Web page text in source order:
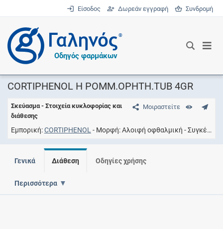
Είσοδος Δωρεάν εγγραφή Συνδρομή
®
Οδηγός φαρμάκων
CORTIPHENOL H POMM.OPHTH.TUB 4GR
Μοιραστείτε
Σκεύασμα - Στοιχεία κυκλοφορίας και
διάθεσης
Εμπορική CORTIPHENOL Μορφή Aλοιφή οφθαλμική Συγκέντρωση
Γενικά Διάθεση Οδηγίες χρήσης
Περισσότερα